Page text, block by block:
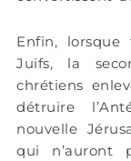
Enfin, lorsque
Juifs, la
chrétiens
détruire
nouvelle
qui n’auront